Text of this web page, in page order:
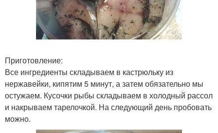
Приготовление:
Все ингредиенты складываем в кастрюльку из
нержавейки, кипятим 5 минут, а затем обязательно мы
остужаем. Кусочки рыбы складываем в холодный рассол
и накрываем тарелочкой. На следующий день пробовать
можно.